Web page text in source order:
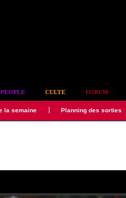
PEOPLE CULTE FORUM
la semaine Planning des sorties